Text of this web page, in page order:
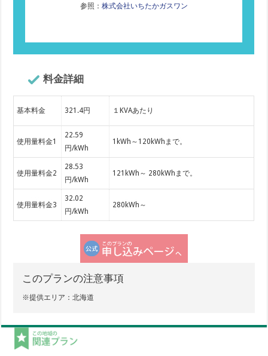
参照： 株式会社いちたかガスワン
料金詳細
基本料金 321.4円 １KVAあたり
使用量料金1
22.59
円/kWh
1kWh～120kWhまで。
使用量料金2
28.53
円/kWh
121kWh～ 280kWhまで。
使用量料金3
32.02
円/kWh
280kWh～
このプランの注意事項
※提供エリア：北海道